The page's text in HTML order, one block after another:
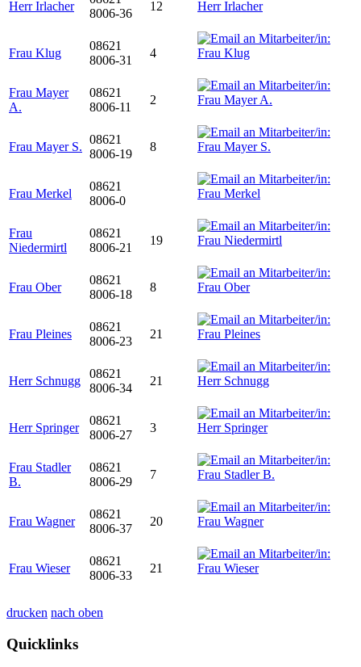
Herr Irlacher
8006-36
12
Frau Klug
08621
8006-31
4
Frau Mayer
A.
08621
8006-11
2
Frau Mayer S.
08621
8006-19
8
Frau Merkel
08621
8006-0
Frau
Niedermirtl
08621
8006-21
19
Frau Ober
08621
8006-18
8
Frau Pleines
08621
8006-23
21
Herr Schnugg
08621
8006-34
21
Herr Springer
08621
8006-27
3
Frau Stadler
B.
08621
8006-29
7
Frau Wagner
08621
8006-37
20
Frau Wieser
08621
8006-33
21
drucken nach oben
Quicklinks